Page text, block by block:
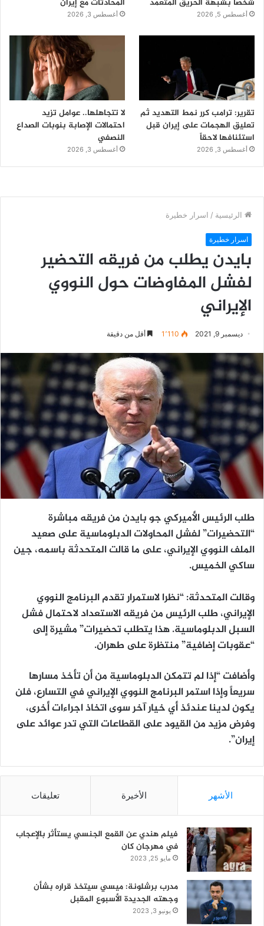
أغسطس 5, 2026 أغسطس 3, 2026
تقرير: ترامب كرر نمط التهديد ثم
تعليق الهجمات على إيران قبل
استئنافها لاحقاً
أغسطس 3, 2026
لا تتجاهلها.. عوامل تزيد
احتمالات الإصابة بنوبات الصداع
النصفي
أغسطس 3, 2026